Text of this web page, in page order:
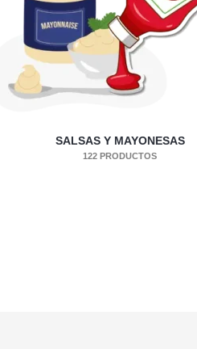
SALSAS Y MAYONESAS
122 PRODUCTOS